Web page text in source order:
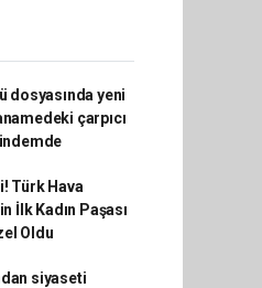
dosyasında yeni
çarpıcı
Türk Hava
İlk Kadın Paşası
Oldu
siyaseti